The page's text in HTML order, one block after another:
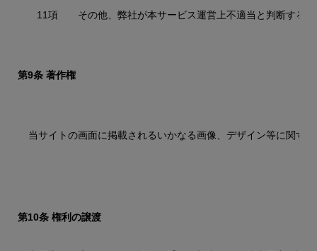
11項 その他、弊社が本サービス運営上不適当と判断する
第9条 著作権
当サイトの画面に掲載されるいかなる画像、デザイン等に関す
第10条 権利の譲渡